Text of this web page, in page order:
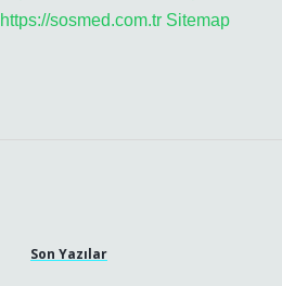
https://sosmed.com.tr Sitemap
Son Yazılar